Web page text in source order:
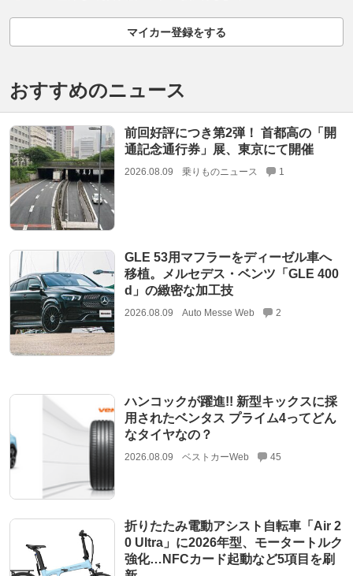
マイカー登録をする
おすすめのニュース
前回好評につき第2弾！ 首都高の「開
通記念通行券」展、東京にて開催
2026.08.09 乗りものニュース 1
GLE 53用マフラーをディーゼル車へ
移植。メルセデス・ベンツ「GLE 400
d」の緻密な加工技
2026.08.09 Auto Messe Web 2
ハンコックが躍進!! 新型キックスに採
用されたベンタス プライム4ってどん
なタイヤなの？
2026.08.09 ベストカーWeb 45
折りたたみ電動アシスト自転車「Air 2
0 Ultra」に2026年型、モータートルク
強化…NFCカード起動など5項目を刷